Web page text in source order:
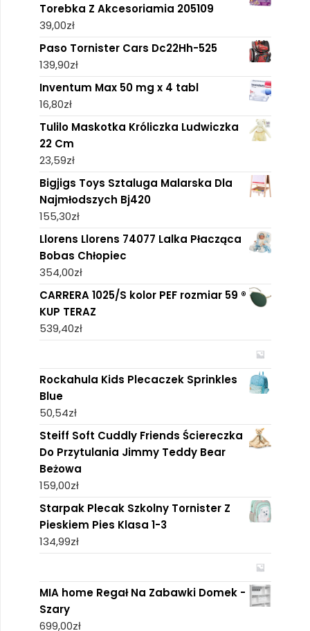
Torebka Z Akcesoriamia 205109
39,00zł
Paso Tornister Cars Dc22Hh-525
139,90zł
Inventum Max 50 mg x 4 tabl
16,80zł
Tulilo Maskotka Króliczka Ludwiczka
22 Cm
23,59zł
Bigjigs Toys Sztaluga Malarska Dla
Najmłodszych Bj420
155,30zł
Llorens Llorens 74077 Lalka Płacząca
Bobas Chłopiec
354,00zł
CARRERA 1025/S kolor PEF rozmiar 59 ®
KUP TERAZ
539,40zł
Rockahula Kids Plecaczek Sprinkles
Blue
50,54zł
Steiff Soft Cuddly Friends Ściereczka
Do Przytulania Jimmy Teddy Bear
Beżowa
159,00zł
Starpak Plecak Szkolny Tornister Z
Pieskiem Pies Klasa 1-3
134,99zł
MIA home Regał Na Zabawki Domek -
Szary
699,00zł